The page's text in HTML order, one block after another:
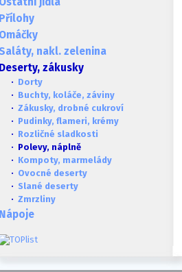
Přílohy
Omáčky
nakl. zelenina
Deserty, zákusky
· Dorty
· Buchty, koláče, záviny
· Zákusky, drobné cukroví
· Pudinky, flameri, krémy
· Rozličné sladkosti
· Polevy, náplně
· Kompoty, marmelády
· Ovocné deserty
· Slané deserty
· Zmrzliny
Nápoje